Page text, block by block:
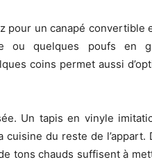
pour un canapé convertible
quelques poufs en
coins permet aussi
Un tapis en vinyle
du reste de l’appart.
tons chauds suffisent à